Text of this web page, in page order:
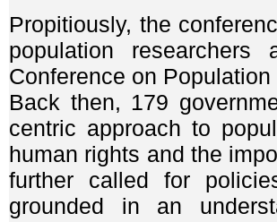
Propitiously, the
population
Conference on
Back then, 179
centric approach to
human rights and the
further called for
grounded in an